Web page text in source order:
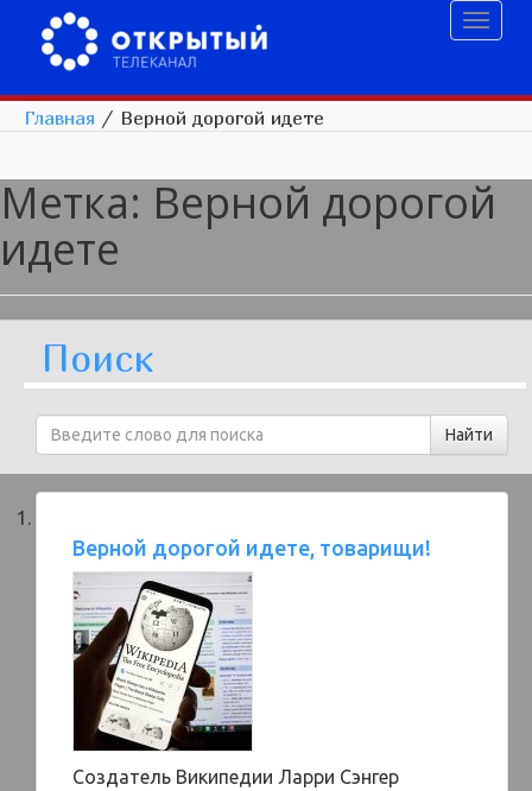
Главная / Верной дорогой идете
Метка: Верной дорогой
идете
Поиск
Верной дорогой идете, товарищи!
Создатель Википедии Ларри Сэнгер